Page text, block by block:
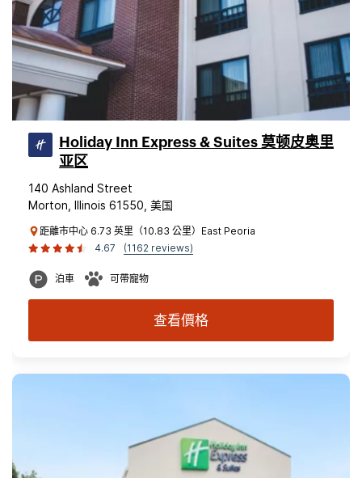
Holiday Inn Express & Suites 莫顿皮奥里
亚区
140 Ashland Street
Morton, Illinois 61550, 美国
距離市中心 6.73 英里（10.83 公里）East Peoria
4.67
(1162 reviews)
泊車 可帶寵物
查看價格